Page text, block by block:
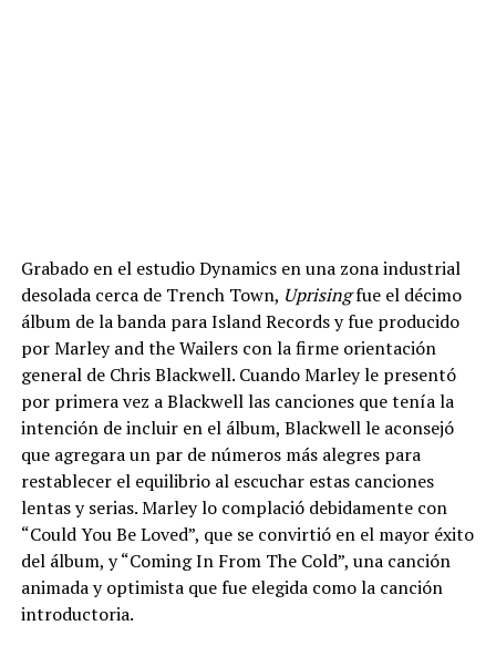
Grabado en el estudio Dynamics en una zona industrial
desolada cerca de Trench Town, Uprisingfue el décimo
álbum de la banda para Island Records y fue producido
por Marley and the Wailers con la firme orientación
general de Chris Blackwell. Cuando Marley le presentó
por primera vez a Blackwell las canciones que tenía la
intención de incluir en el álbum, Blackwell le aconsejó
que agregara un par de números más alegres para
restablecer el equilibrio al escuchar estas canciones
lentas y serias. Marley lo complació debidamente con
“Could You Be Loved”, que se convirtió en el mayor éxito
del álbum, y “Coming In From The Cold”, una canción
animada y optimista que fue elegida como la canción
introductoria.